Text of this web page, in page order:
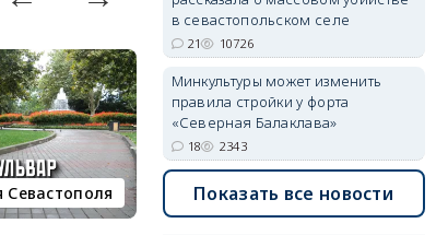
Севастополя недвижимость
в севастопольском селе
21 10726
Минкультуры может изменить
правила стройки у форта
«Северная Балаклава»
18 2343
Показать все новости